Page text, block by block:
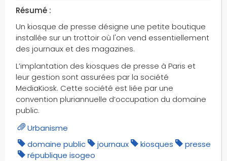
Résumé :
Un kiosque de presse désigne une petite boutique
installée sur un trottoir où l'on vend essentiellement
des journaux et des magazines.
L’implantation des kiosques de presse à Paris et
leur gestion sont assurées par la société
MediaKiosk. Cette société est liée par une
convention pluriannuelle d’occupation du domaine
public.
Urbanisme
domaine public
journaux kiosques
presse
république isogeo